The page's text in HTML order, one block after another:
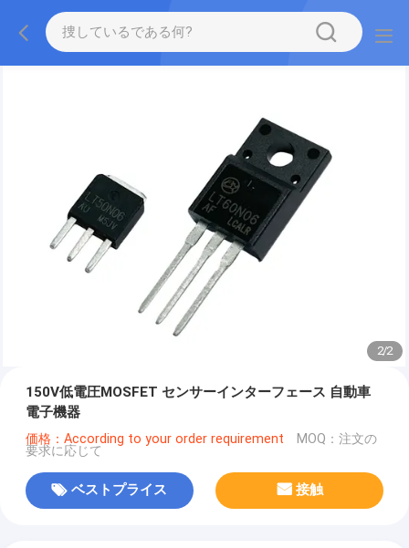
2/2
150V低電圧MOSFET センサーインターフェース 自動車
電子機器
価格：According to your order requirement MOQ：注文の
要求に応じて
ベストプライス 接触